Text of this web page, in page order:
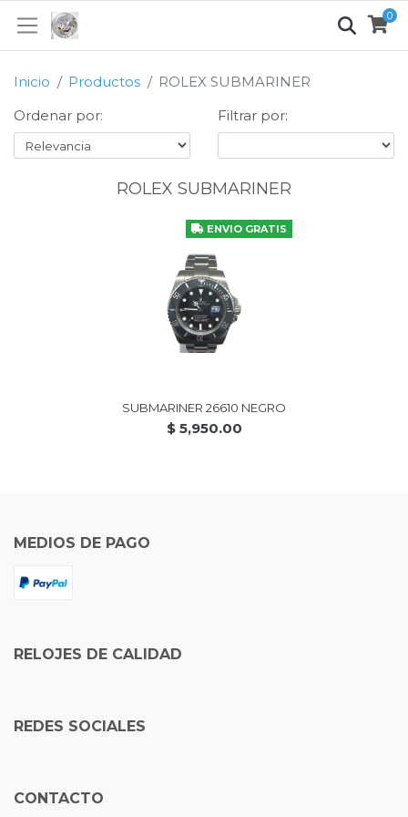
0
Inicio Productos
ROLEX SUBMARINER
Ordenar por:
Filtrar por:
ROLEX SUBMARINER
ENVIO GRATIS
SUBMARINER 26610 NEGRO
$ 5,950.00
MEDIOS DE PAGO
RELOJES DE CALIDAD
REDES SOCIALES
CONTACTO